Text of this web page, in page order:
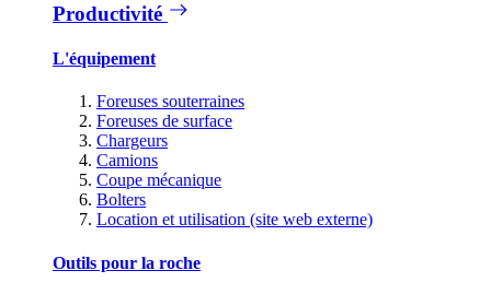
Productivité
L'équipement
Foreuses souterraines
Foreuses de surface
Chargeurs
Camions
Coupe mécanique
Bolters
Location et utilisation (site web externe)
Outils pour la roche